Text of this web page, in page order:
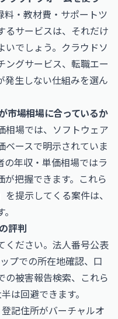
料・教材費・サポートツ
るサービスは、それだけ
いでしょう。クラウドソ
ングサービス、転職エー
発生しない仕組みを選ん
市場相場に合っているか
相場では、ソフトウェア
ベースで明示されていま
の年収・単価相場ではラ
把握できます。これら
提示してくる案件は、
評判
ください。法人番号公表
プでの所在地確認、口
の被害報告検索、これら
は回避できます。
記住所がバーチャルオ